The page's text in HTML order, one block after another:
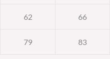
62 66
79 83